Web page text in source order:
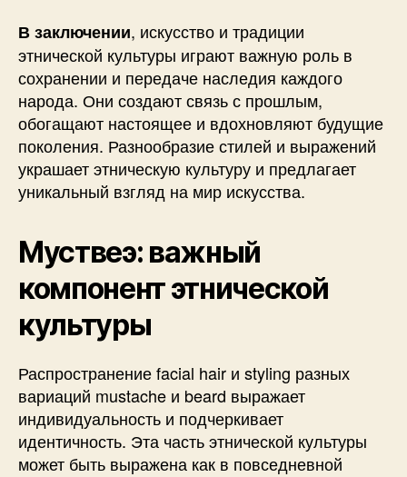
В заключении, искусство и традиции
этнической культуры играют важную роль в
сохранении и передаче наследия каждого
народа. Они создают связь с прошлым,
обогащают настоящее и вдохновляют будущие
поколения. Разнообразие стилей и выражений
украшает этническую культуру и предлагает
уникальный взгляд на мир искусства.
Муствеэ: важный
компонент этнической
культуры
Распространение facial hair и styling разных
вариаций mustache и beard выражает
индивидуальность и подчеркивает
идентичность. Эта часть этнической культуры
может быть выражена как в повседневной